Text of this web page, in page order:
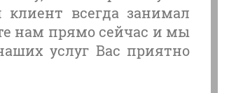
всегда занимал
нам прямо сейчас и мы
услуг Вас приятно